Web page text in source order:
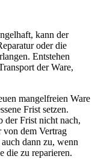
kann der
oder die
Entstehen
der Ware,
mangelfreien Ware
Frist setzen.
der Frist nicht nach,
dem Vertrag
dann zu, wenn
die zu reparieren.